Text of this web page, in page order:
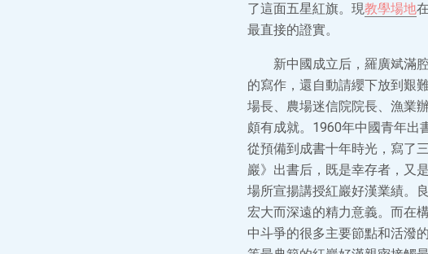
了這面五星紅旗。現教學場地
最直接的證實。
新中國成立后，羅廣斌滿
的寫作，還自動請纓下放到艱
場長、農場迷信院院長、漁業
頗有成就。1960年中國青年出
從預備到成書十年時光，寫了
巖》出書后，既是幸存者，又
場所宣揚講授紅巖好漢業績。
宏大而深遠的精力意義。而在
中斗爭的很多主要節點和活潑